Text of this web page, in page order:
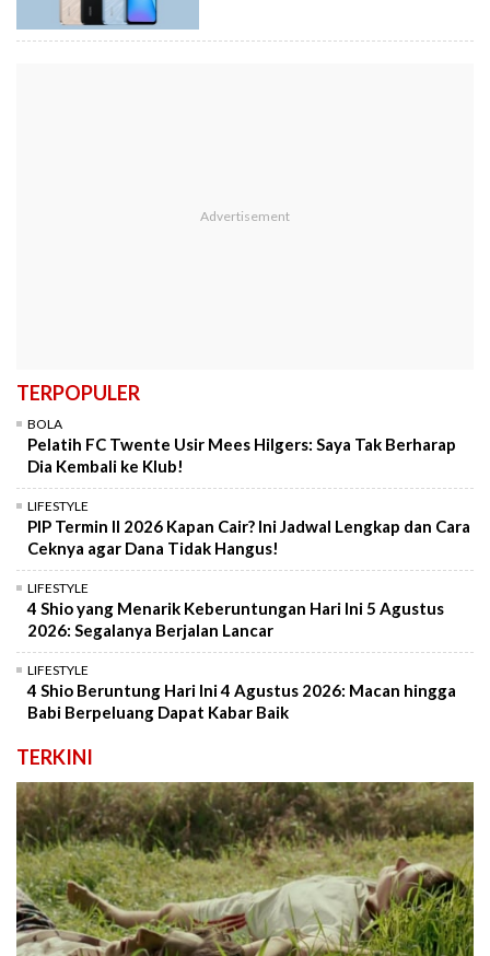
TERPOPULER
BOLA
Pelatih FC Twente Usir Mees Hilgers: Saya Tak Berharap
Dia Kembali ke Klub!
LIFESTYLE
PIP Termin II 2026 Kapan Cair? Ini Jadwal Lengkap dan Cara
Ceknya agar Dana Tidak Hangus!
LIFESTYLE
4 Shio yang Menarik Keberuntungan Hari Ini 5 Agustus
2026: Segalanya Berjalan Lancar
LIFESTYLE
4 Shio Beruntung Hari Ini 4 Agustus 2026: Macan hingga
Babi Berpeluang Dapat Kabar Baik
TERKINI